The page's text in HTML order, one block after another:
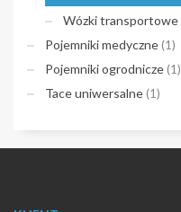
Wózki transportowe
Pojemniki medyczne (1)
Pojemniki ogrodnicze (1)
Tace uniwersalne (1)